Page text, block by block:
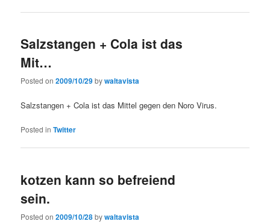
Salzstangen + Cola ist das
Mit…
Posted on2009/10/29bywaltavista
Salzstangen + Cola ist das Mittel gegen den Noro Virus.
Posted in Twitter
kotzen kann so befreiend
sein.
Posted on2009/10/28bywaltavista